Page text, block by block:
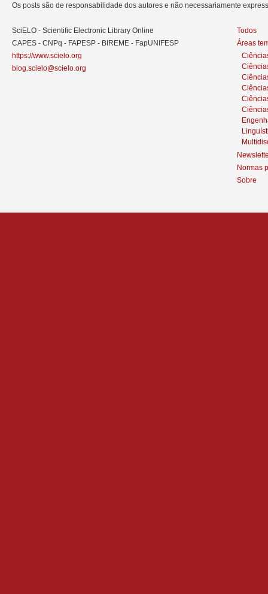
Os posts são de responsabilidade dos autores e não necessariamente
SciELO - Scientific Electronic Library Online
CAPES - CNPq - FAPESP - BIREME - FapUNIFESP
https://www.scielo.org
blog.scielo@scielo.org
Todos
Áreas
Normas
Sobre